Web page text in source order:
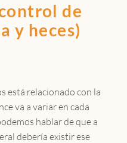
de
y heces)
está relacionado con la
va a variar en cada
hablar de que a
debería existir ese